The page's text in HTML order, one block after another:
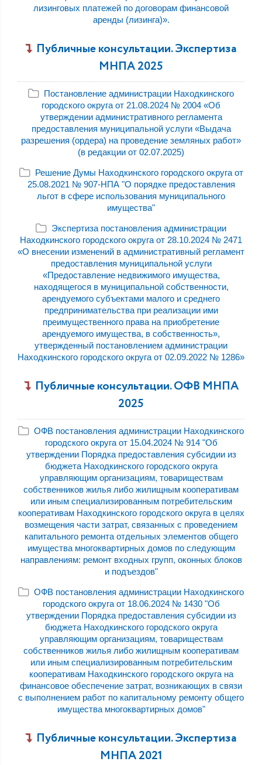
лизинговых платежей по договорам финансовой
аренды (лизинга)».
Публичные консультации. Экспертиза
МНПА 2025
Постановление администрации Находкинского
городского округа от 21.08.2024 № 2004 «Об
утверждении административного регламента
предоставления муниципальной услуги «Выдача
разрешения (ордера) на проведение земляных работ»
(в редакции от 02.07.2025)
Решение Думы Находкинского городского округа от
25.08.2021 № 907-НПА "О порядке предоставления
льгот в сфере использования муниципального
имущества"
Экспертиза постановления администрации
Находкинского городского округа от 28.10.2024 № 2471
«О внесении изменений в административный регламент
предоставления муниципальной услуги
«Предоставление недвижимого имущества,
находящегося в муниципальной собственности,
арендуемого субъектами малого и среднего
предпринимательства при реализации ими
преимущественного права на приобретение
арендуемого имущества, в собственность»,
утвержденный постановлением администрации
Находкинского городского округа от 02.09.2022 № 1286»
Публичные консультации. ОФВ МНПА
2025
ОФВ постановления администрации Находкинского
городского округа от 15.04.2024 № 914 "Об
утверждении Порядка предоставления субсидии из
бюджета Находкинского городского округа
управляющим организациям, товариществам
собственников жилья либо жилищным кооперативам
или иным специализированным потребительским
кооперативам Находкинского городского округа в целях
возмещения части затрат, связанных с проведением
капитального ремонта отдельных элементов общего
имущества многоквартирных домов по следующим
направлениям: ремонт входных групп, оконных блоков
и подъездов"
ОФВ постановления администрации Находкинского
городского округа от 18.06.2024 № 1430 "Об
утверждении Порядка предоставления субсидии из
бюджета Находкинского городского округа
управляющим организациям, товариществам
собственников жилья либо жилищным кооперативам
или иным специализированным потребительским
кооперативам Находкинского городского округа на
финансовое обеспечение затрат, возникающих в связи
с выполнением работ по капитальному ремонту общего
имущества многоквартирных домов"
Публичные консультации. Экспертиза
МНПА 2021